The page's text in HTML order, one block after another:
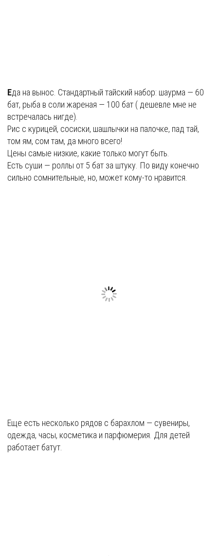
Еда на вынос. Стандартный тайский набор: шаурма — 60
бат, рыба в соли жареная — 100 бат ( дешевле мне не
встречалась нигде).
Рис с курицей, сосиски, шашлычки на палочке, пад тай,
том ям, сом там, да много всего!
Цены самые низкие, какие только могут быть.
Есть суши — роллы от 5 бат за штуку. По виду конечно
сильно сомнительные, но, может кому-то нравится.
Еще есть несколько рядов с барахлом — сувениры,
одежда, часы, косметика и парфюмерия. Для детей
работает батут.